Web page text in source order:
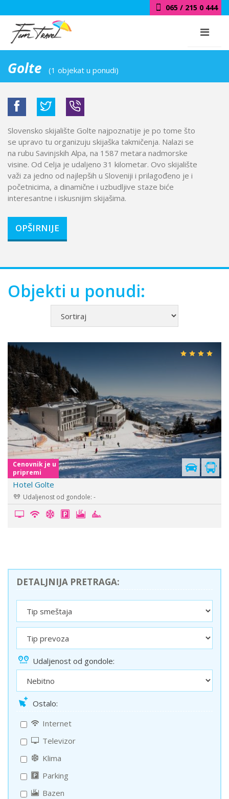
065 / 215 0 444
Golte (1 objekat u ponudi)
Slovensko skijalište Golte najpoznatije je po tome što
se upravo tu organizuju skijaška takmičenja. Nalazi se
na rubu Savinjskih Alpa, na 1587 metara nadmorske
visine. Od Celja je udaljeno 31 kilometar. Ovo skijalište
važi za jedno od najlepših u Sloveniji i prilagođeno je i
početnicima, a dinamične i uzbudljive staze biće
interesantne i iskusnijim skijašima.
OPŠIRNIJE
Objekti u ponudi:
Cenovnik je u
pripremi
Hotel Golte
Udaljenost od gondole: -
DETALJNIJA PRETRAGA:
Udaljenost od gondole:
Ostalo:
Internet
Televizor
Klima
Parking
Bazen